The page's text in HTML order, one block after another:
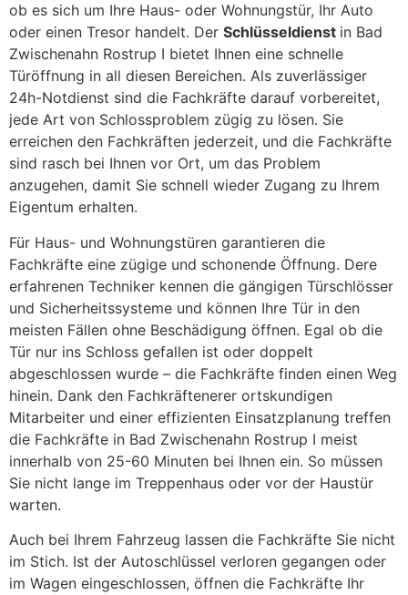
ob es sich um Ihre Haus- oder Wohnungstür, Ihr Auto
oder einen Tresor handelt. Der Schlüsseldienst in Bad
Zwischenahn Rostrup I bietet Ihnen eine schnelle
Türöffnung in all diesen Bereichen. Als zuverlässiger
24h-Notdienst sind die Fachkräfte darauf vorbereitet,
jede Art von Schlossproblem zügig zu lösen. Sie
erreichen den Fachkräften jederzeit, und die Fachkräfte
sind rasch bei Ihnen vor Ort, um das Problem
anzugehen, damit Sie schnell wieder Zugang zu Ihrem
Eigentum erhalten.
Für Haus- und Wohnungstüren garantieren die
Fachkräfte eine zügige und schonende Öffnung. Dere
erfahrenen Techniker kennen die gängigen Türschlösser
und Sicherheitssysteme und können Ihre Tür in den
meisten Fällen ohne Beschädigung öffnen. Egal ob die
Tür nur ins Schloss gefallen ist oder doppelt
abgeschlossen wurde – die Fachkräfte finden einen Weg
hinein. Dank den Fachkräftenerer ortskundigen
Mitarbeiter und einer effizienten Einsatzplanung treffen
die Fachkräfte in Bad Zwischenahn Rostrup I meist
innerhalb von 25-60 Minuten bei Ihnen ein. So müssen
Sie nicht lange im Treppenhaus oder vor der Haustür
warten.
Auch bei Ihrem Fahrzeug lassen die Fachkräfte Sie nicht
im Stich. Ist der Autoschlüssel verloren gegangen oder
im Wagen eingeschlossen, öffnen die Fachkräfte Ihr